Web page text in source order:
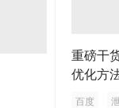
重磅干
优化方
百度